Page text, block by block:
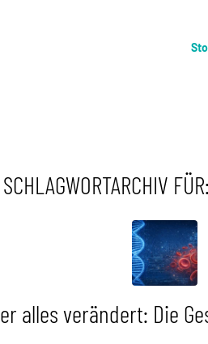
SCHLAGWORTARCHIV FÜR:
alles verändert: Die